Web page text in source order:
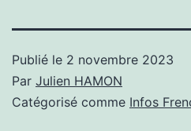
Publié le 2 novembre 2023
Par Julien HAMON
Catégorisé comme Infos